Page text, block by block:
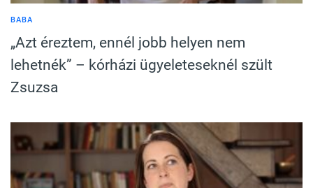
BABA
„Azt éreztem, ennél jobb helyen nem
lehetnék” – kórházi ügyeleteseknél szült
Zsuzsa